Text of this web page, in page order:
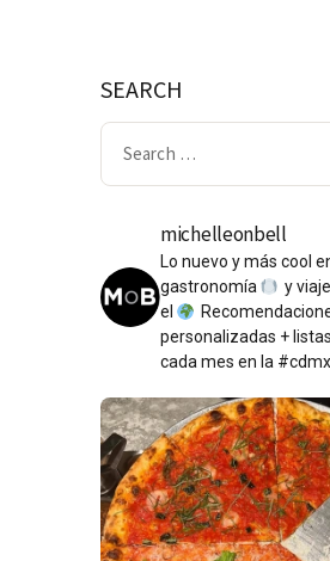
SEARCH
Search
for:
michelleonbell
Lo nuevo y más cool
gastronomía
y
el
personalizadas +
cada mes en la #cdmx